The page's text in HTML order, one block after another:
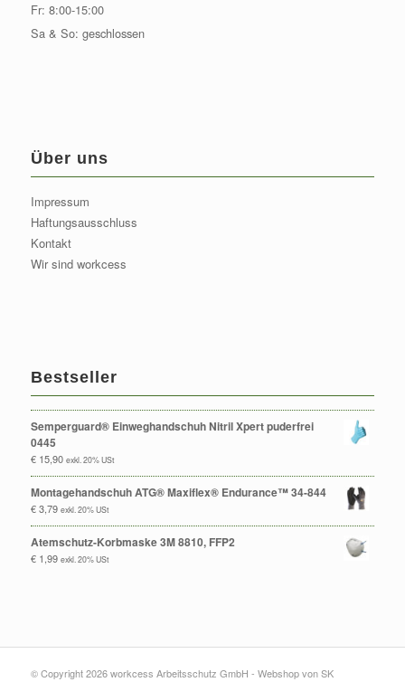
Fr: 8:00-15:00
Sa & So: geschlossen
Über uns
Impressum
Haftungsausschluss
Kontakt
Wir sind workcess
Bestseller
Semperguard® Einweghandschuh Nitril Xpert puderfrei
0445
€15,90 exkl. 20% USt
Montagehandschuh ATG® Maxiflex® Endurance™ 34-844
€3,79 exkl. 20% USt
Atemschutz-Korbmaske 3M 8810, FFP2
€1,99 exkl. 20% USt
© Copyright 2026 workcess Arbeitsschutz GmbH - Webshop von SK